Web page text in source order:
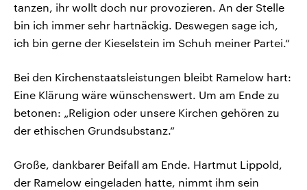
tanzen, ihr wollt doch nur provozieren. An der Stelle
bin ich immer sehr hartnäckig. Deswegen sage ich,
ich bin gerne der Kieselstein im Schuh meiner Partei.“
Bei den Kirchenstaatsleistungen bleibt Ramelow hart:
Eine Klärung wäre wünschenswert. Um am Ende zu
betonen: „Religion oder unsere Kirchen gehören zu
der ethischen Grundsubstanz.“
Große, dankbarer Beifall am Ende. Hartmut Lippold,
der Ramelow eingeladen hatte, nimmt ihm sein